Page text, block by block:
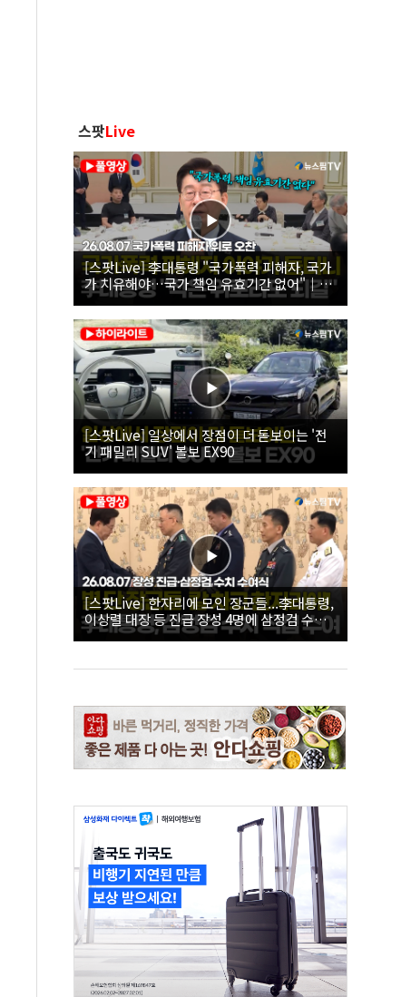
스팟Live
[스팟Live] 李대통령 "국가폭력 피해자, 국가
가 치유해야…국가 책임 유효기간 없어"｜
26.08.07 국가폭력 피해자 위로 오찬
[스팟Live] 일상에서 장점이 더 돋보이는 '전
기 패밀리 SUV' 볼보 EX90
[스팟Live] 한자리에 모인 장군들...李대통령,
이상렬 대장 등 진급 장성 4명에 삼정검 수치
직접 수여｜26.08.07 장성 진급·삼정검 수치